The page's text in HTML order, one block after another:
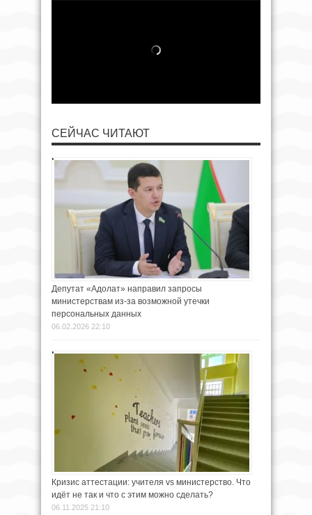
СЕЙЧАС ЧИТАЮТ
Депутат «Адолат» направил запросы
министерствам из-за возможной утечки
персональных данных
06.02.2026 22:10
Кризис аттестации: учителя vs министерство. Что
идёт не так и что с этим можно сделать?
06.11.2025 21:10